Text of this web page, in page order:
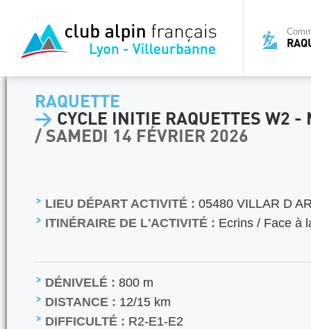
RAQUETTE
> CYCLE INITIE RAQUETTES W2 -
/ SAMEDI 14 FÉVRIER 2026
LIEU DÉPART ACTIVITÉ : 05480 VILLAR D
ITINÉRAIRE DE L'ACTIVITÉ : Ecrins / Face à
DÉNIVELÉ : 800 m
DISTANCE : 12/15 km
DIFFICULTÉ : R2-E1-E2